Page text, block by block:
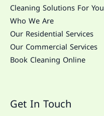
Cleaning Solutions For You
Who We Are
Our Residential Services
Our Commercial Services
Book Cleaning Online
Get In Touch